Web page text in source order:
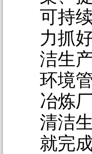
可持
力抓
洁生
环境
冶炼
清洁
就完